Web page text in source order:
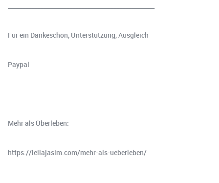
Für ein Dankeschön, Unterstützung, Ausgleich
⁠⁠⁠⁠Paypal⁠⁠⁠⁠
Mehr als Überleben:
⁠https://leilajasim.com/mehr-als-ueberleben/⁠